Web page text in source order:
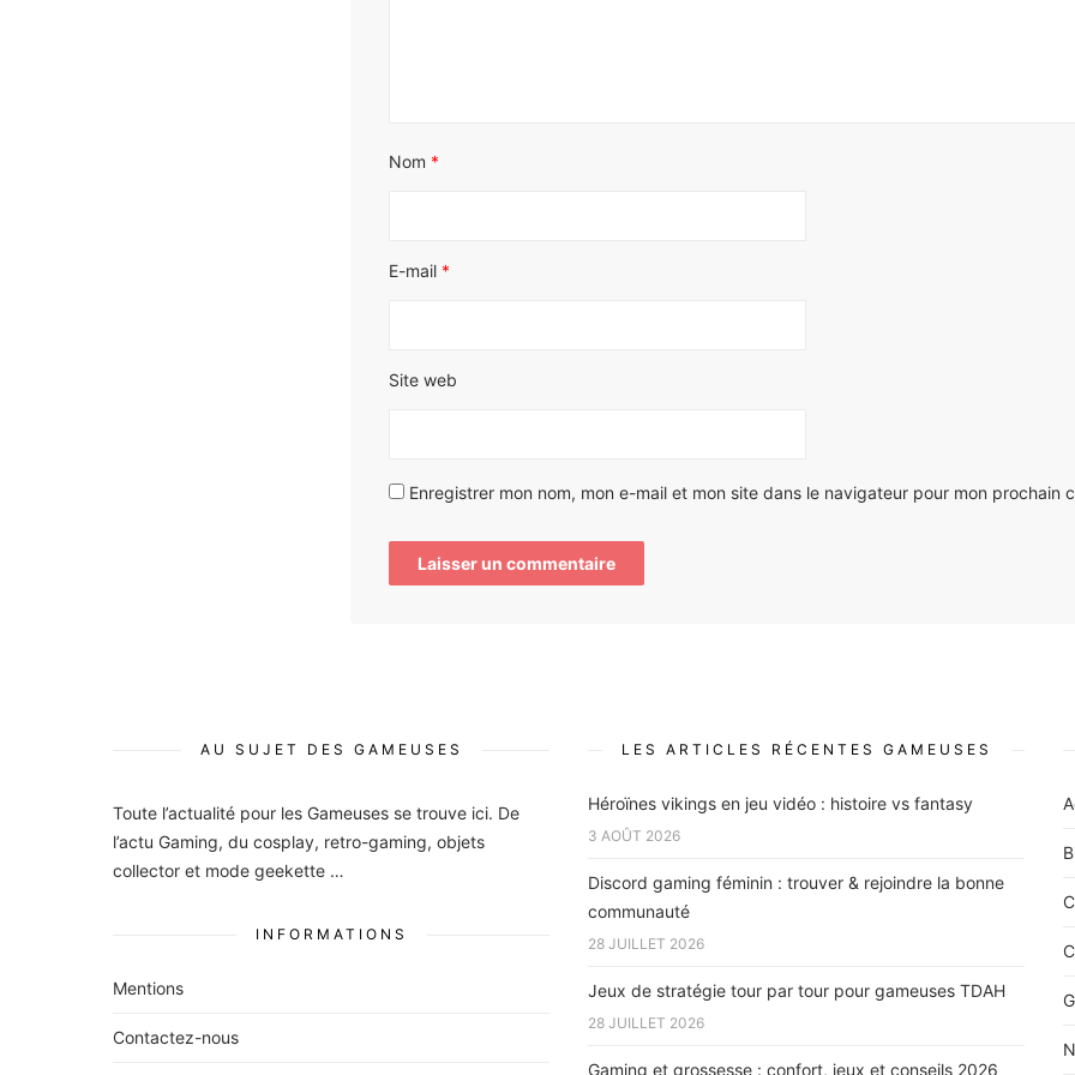
Nom *
E-mail *
Site web
Enregistrer mon nom, mon e-mail et mon site dans le navigateur pour mon prochain
AU SUJET DES GAMEUSES
Toute l’actualité pour les Gameuses se trouve ici. De
l’actu Gaming, du cosplay, retro-gaming, objets
collector et mode geekette …
INFORMATIONS
Mentions
Contactez-nous
LES ARTICLES RÉCENTES GAMEUSES
Héroïnes vikings en jeu vidéo : histoire vs fantasy
3 AOÛT 2026
Discord gaming féminin : trouver & rejoindre la bonne
communauté
28 JUILLET 2026
Jeux de stratégie tour par tour pour gameuses TDAH
28 JUILLET 2026
Gaming et grossesse : confort, jeux et conseils 2026